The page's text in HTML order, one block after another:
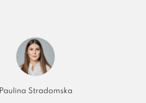
Paulina Stradomska